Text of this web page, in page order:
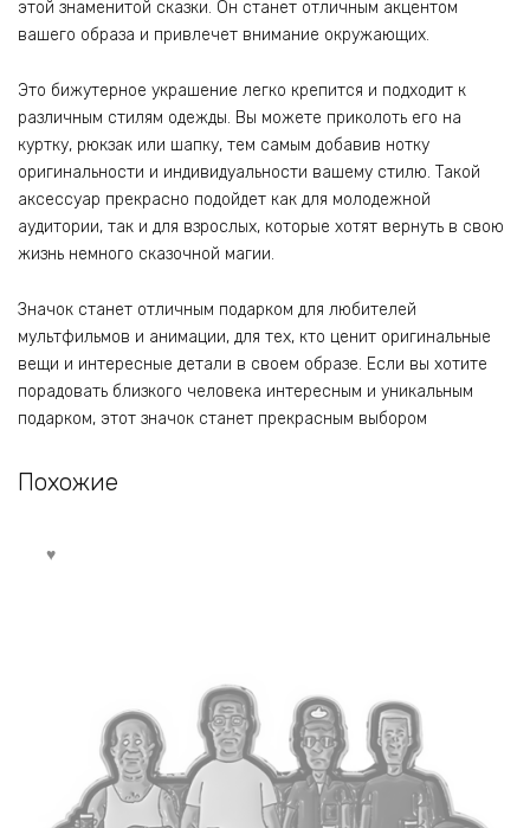
этой знаменитой сказки. Он станет отличным акцентом
вашего образа и привлечет внимание окружающих.
Это бижутерное украшение легко крепится и подходит к
различным стилям одежды. Вы можете приколоть его на
куртку, рюкзак или шапку, тем самым добавив нотку
оригинальности и индивидуальности вашему стилю. Такой
аксессуар прекрасно подойдет как для молодежной
аудитории, так и для взрослых, которые хотят вернуть в свою
жизнь немного сказочной магии.
Значок станет отличным подарком для любителей
мультфильмов и анимации, для тех, кто ценит оригинальные
вещи и интересные детали в своем образе. Если вы хотите
порадовать близкого человека интересным и уникальным
подарком, этот значок станет прекрасным выбором
Похожие